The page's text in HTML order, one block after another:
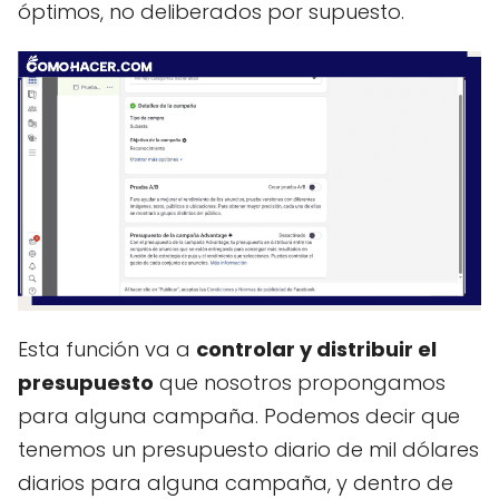
óptimos, no deliberados por supuesto.
Esta función va a controlar y distribuir el
presupuesto que nosotros propongamos
para alguna campaña. Podemos decir que
tenemos un presupuesto diario de mil dólares
diarios para alguna campaña, y dentro de